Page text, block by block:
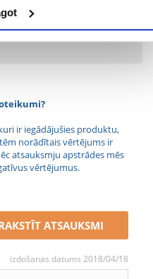
ir iegādājušies produktu,
norādītais vērtējums ir
atsauksmju apstrādes mēs
vērtējumus.
ATSAUKSMI
izdošanas datums 2018/04/18